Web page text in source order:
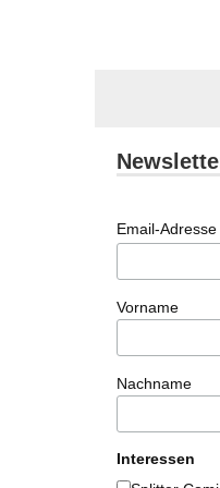
Email-Adresse
Vorname
Nachname
Interessen